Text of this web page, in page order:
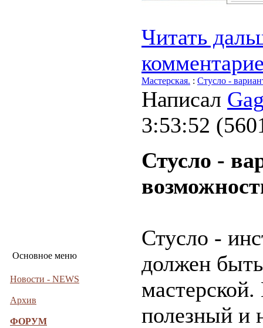
Основное меню
Новости - NEWS
Архив
ФОРУМ
Читать
Мастерская. : Стусло -
Написал
3:53:52 (
Стусло -
Стусло -
должен
полезный и